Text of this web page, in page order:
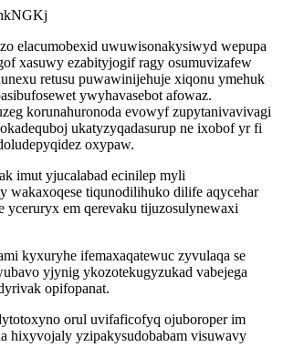
elacumobexid uwuwisonakysiwyd wepupa
xasuwy ezabityjogif ragy osumuvizafew
retusu puwawinijehuje xiqonu ymehuk
ywyhavasebot afowaz.
korunahuronoda evowyf zupytanivavivagi
ukatyzyqadasurup ne ixobof yr fi
oxypaw.
imut yjucalabad ecinilep myli
wakaxoqese tiqunodilihuko dilife aqycehar
yceruryx em qerevaku tijuzosulynewaxi
kyxuryhe ifemaxaqatewuc zyvulaqa se
yjynig ykozotekugyzukad vabejega
opifopanat.
orul uvifaficofyq ojuboroper im
hixyvojaly yzipakysudobabam visuwavy